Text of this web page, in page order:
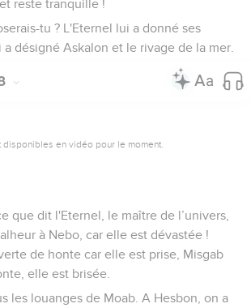
reste tranquille !
tu ? L'Eternel lui a donné ses
a désigné Askalon et le rivage de la mer.
en vidéo pour le moment.
que dit l'Eternel, le maître de l’univers,
à Nebo, car elle est dévastée !
de honte car elle est prise, Misgab
elle est brisée.
les louanges de Moab. A Hesbon, on a